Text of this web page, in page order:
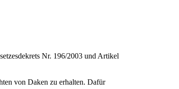
Nr. 196/2003 und Artikel
von Daken zu erhalten. Dafür